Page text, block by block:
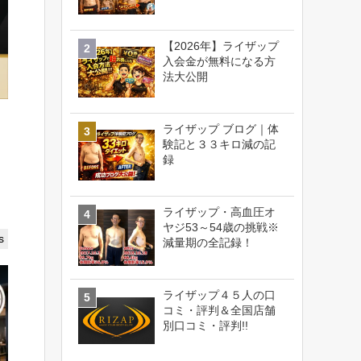
【2026年】ライザップ
入会金が無料になる方
法大公開
ライザップ ブログ｜体
験記と３３キロ減の記
録
ライザップ・高血圧オ
ヤジ53～54歳の挑戦※
減量期の全記録！
ライザップ４５人の口
コミ・評判＆全国店舗
別口コミ・評判!!